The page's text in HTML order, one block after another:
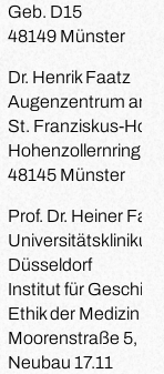
Geb. D15
48149 Münster
Dr. Henrik Faatz
Augenzentrum am
St. Franziskus-
Hohenzollernring 74
48145 Münster
Prof. Dr. Heiner
Universitätsklinikum
Düsseldorf
Institut für
Ethik der Medizin
Moorenstraße 5,
Neubau 17.11